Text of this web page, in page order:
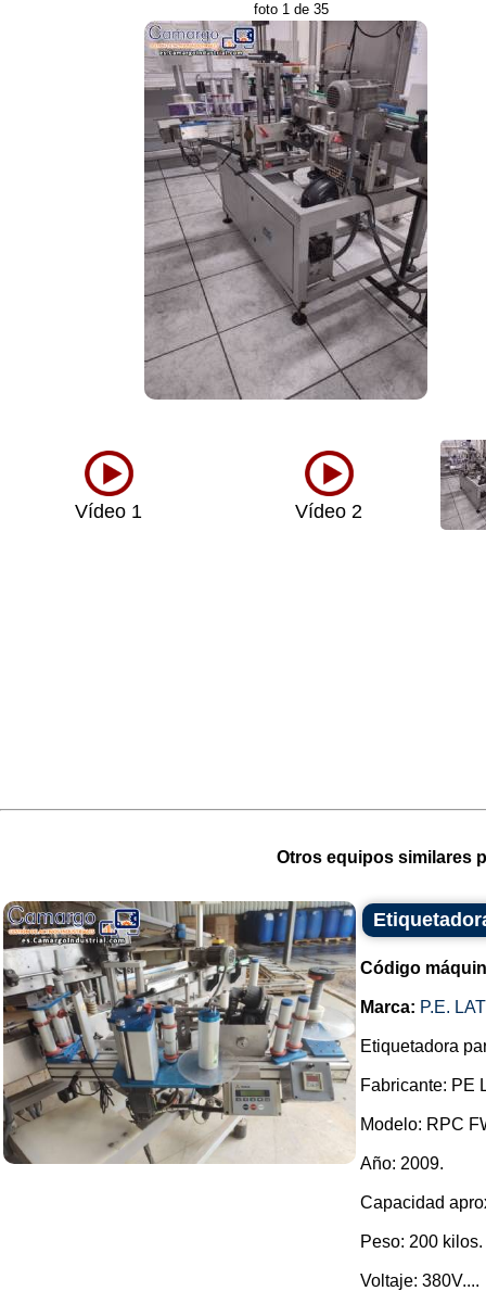
foto 1 de 35
Vídeo 1 Vídeo 2
Otros equipos similares
Código
Marca: P.E.
Etiquetadora
Fabricante: PE
Modelo: RPC
Año: 2009.
Capacidad
Peso: 200 kilos.
Voltaje: 380V....